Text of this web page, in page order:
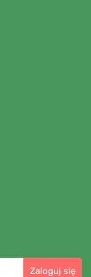
Zaloguj się